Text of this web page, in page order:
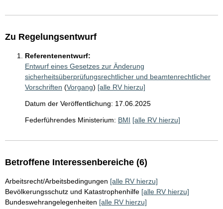
Zu Regelungsentwurf
Referentenentwurf:
Entwurf eines Gesetzes zur Änderung
sicherheitsüberprüfungsrechtlicher und beamtenrechtlicher
Vorschriften (Vorgang) [alle RV hierzu]
Datum der Veröffentlichung: 17.06.2025
Federführendes Ministerium: BMI [alle RV hierzu]
Betroffene Interessenbereiche (6)
Arbeitsrecht/Arbeitsbedingungen [alle RV hierzu]
Bevölkerungsschutz und Katastrophenhilfe [alle RV hierzu]
Bundeswehrangelegenheiten [alle RV hierzu]